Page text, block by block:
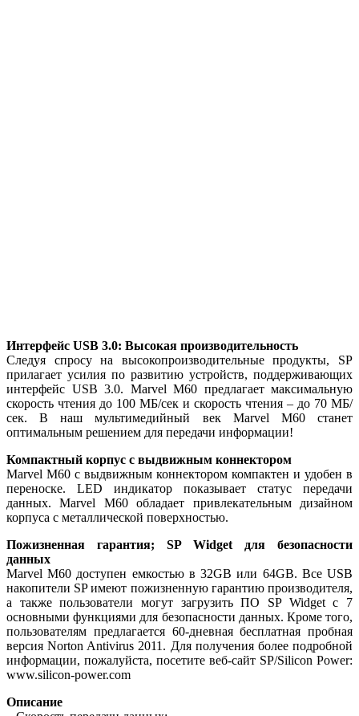
Интерфейс USB 3.0: Высокая производительность
Следуя спросу на высокопроизводительные продукты, SP
прилагает усилия по развитию устройств, поддерживающих
интерфейс USB 3.0. Marvel M60 предлагает максимальную
скорость чтения до 100 МБ/сек и скорость чтения – до 70 МБ/
сек. В наш мультимедийный век Marvel M60 станет
оптимальным решением для передачи информации!
Компактный корпус с выдвижным коннектором
Marvel M60 с выдвижным коннектором компактен и удобен в
переноске. LED индикатор показывает статус передачи
данных. Marvel M60 обладает привлекательным дизайном
корпуса с металлической поверхностью.
Пожизненная гарантия; SP Widget для безопасности
данных
Marvel M60 доступен емкостью в 32GB или 64GB. Все USB
накопители SP имеют пожизненную гарантию производителя,
а также пользователи могут загрузить ПО SP Widget с 7
основными функциями для безопасности данных. Кроме того,
пользователям предлагается 60-дневная бесплатная пробная
версия Norton Antivirus 2011. Для получения более подробной
информации, пожалуйста, посетите веб-сайт SP/Silicon Power:
www.silicon-power.com
Описание